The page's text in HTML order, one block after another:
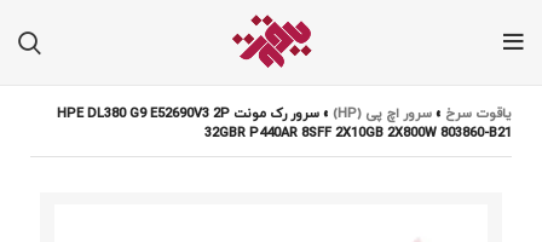
یاقوت سرخ »سرور اچ پی (HP) »
سرور رک مونت HPE DL380 G9 E52690V3 2P
32GBR P440AR 8SFF 2X10GB 2X800W 803860-B21